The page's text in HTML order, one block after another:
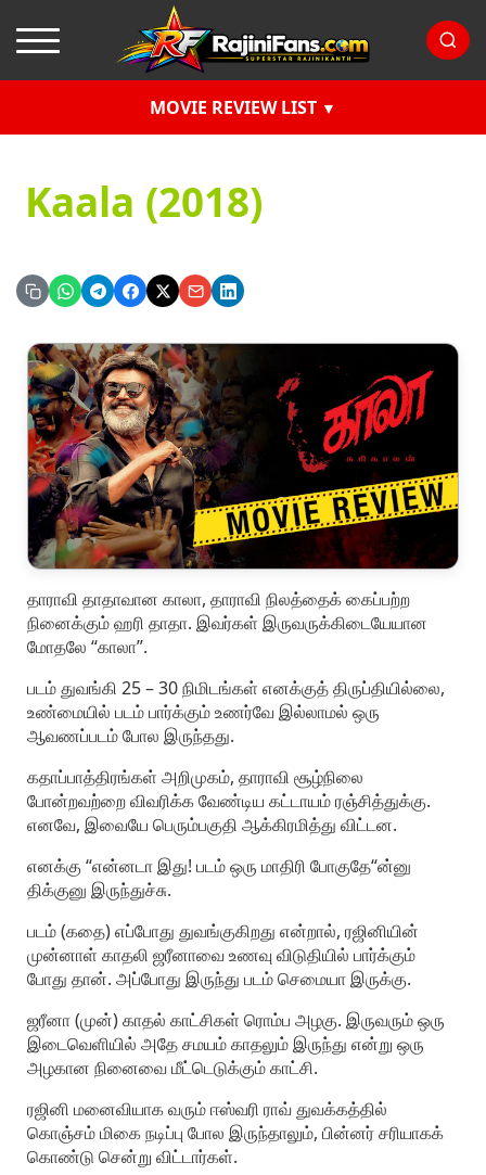
MOVIE REVIEW LIST
Kaala (2018)
தாராவி தாதாவான காலா, தாராவி நிலத்தைக் கைப்பற்ற
நினைக்கும் ஹரி தாதா. இவர்கள் இருவருக்கிடையேயான
மோதலே “காலா”.
படம் துவங்கி 25 – 30 நிமிடங்கள் எனக்குத் திருப்தியில்லை,
உண்மையில் படம் பார்க்கும் உணர்வே இல்லாமல் ஒரு
ஆவணப்படம் போல இருந்தது.
கதாப்பாத்திரங்கள் அறிமுகம், தாராவி சூழ்நிலை
போன்றவற்றை விவரிக்க வேண்டிய கட்டாயம் ரஞ்சித்துக்கு.
எனவே, இவையே பெரும்பகுதி ஆக்கிரமித்து விட்டன.
எனக்கு “என்னடா இது! படம் ஒரு மாதிரி போகுதே“ன்னு
திக்குனு இருந்துச்சு.
படம் (கதை) எப்போது துவங்குகிறது என்றால், ரஜினியின்
முன்னாள் காதலி ஜரீனாவை உணவு விடுதியில் பார்க்கும்
போது தான். அப்போது இருந்து படம் செமையா இருக்கு.
ஜரீனா (முன்) காதல் காட்சிகள் ரொம்ப அழகு. இருவரும் ஒரு
இடைவெளியில் அதே சமயம் காதலும் இருந்து என்று ஒரு
அழகான நினைவை மீட்டெடுக்கும் காட்சி.
ரஜினி மனைவியாக வரும் ஈஸ்வரி ராவ் துவக்கத்தில்
கொஞ்சம் மிகை நடிப்பு போல இருந்தாலும், பின்னர் சரியாகக்
கொண்டு சென்று விட்டார்கள்.